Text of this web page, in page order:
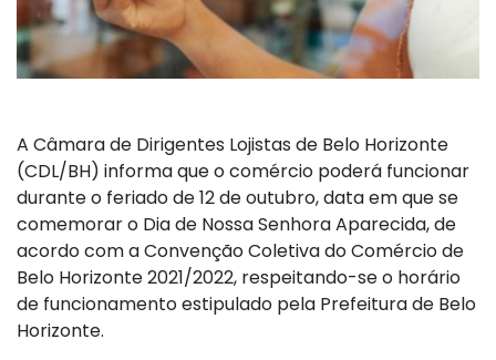
A Câmara de Dirigentes Lojistas de Belo Horizonte
(CDL/BH) informa que o comércio poderá funcionar
durante o feriado de 12 de outubro, data em que se
comemorar o Dia de Nossa Senhora Aparecida, de
acordo com a Convenção Coletiva do Comércio de
Belo Horizonte 2021/2022, respeitando-se o horário
de funcionamento estipulado pela Prefeitura de Belo
Horizonte.